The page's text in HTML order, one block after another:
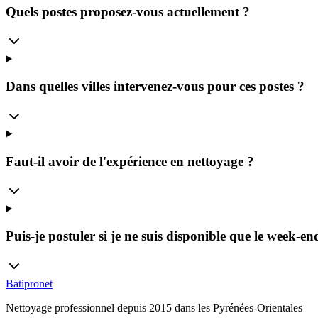
Quels postes proposez-vous actuellement ?
Dans quelles villes intervenez-vous pour ces postes ?
Faut-il avoir de l'expérience en nettoyage ?
Puis-je postuler si je ne suis disponible que le week-
Batipronet
Nettoyage professionnel depuis 2015 dans les Pyrénées-Orientales